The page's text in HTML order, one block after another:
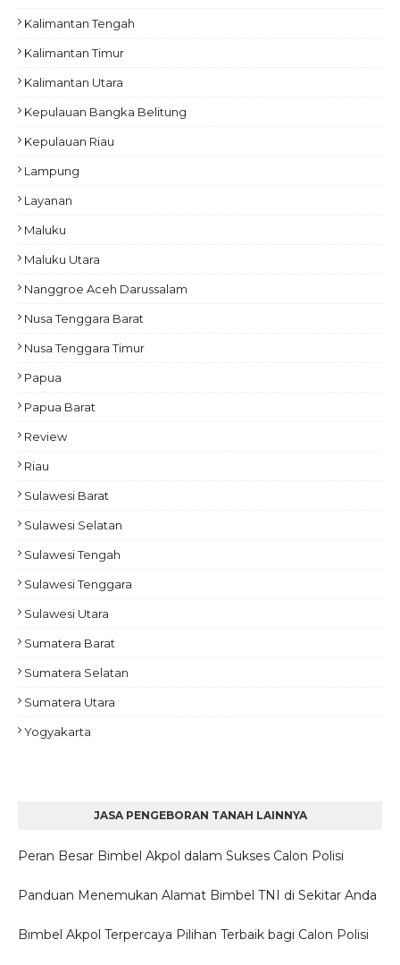
Kalimantan Tengah
Kalimantan Timur
Kalimantan Utara
Kepulauan Bangka Belitung
Kepulauan Riau
Lampung
Layanan
Maluku
Maluku Utara
Nanggroe Aceh Darussalam
Nusa Tenggara Barat
Nusa Tenggara Timur
Papua
Papua Barat
Review
Riau
Sulawesi Barat
Sulawesi Selatan
Sulawesi Tengah
Sulawesi Tenggara
Sulawesi Utara
Sumatera Barat
Sumatera Selatan
Sumatera Utara
Yogyakarta
JASA PENGEBORAN TANAH LAINNYA
Peran Besar Bimbel Akpol dalam Sukses Calon Polisi
Panduan Menemukan Alamat Bimbel TNI di Sekitar Anda
Bimbel Akpol Terpercaya Pilihan Terbaik bagi Calon Polisi